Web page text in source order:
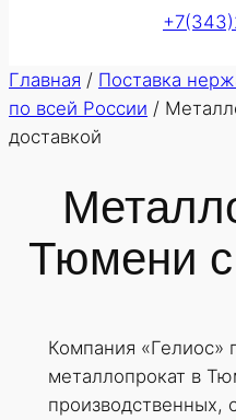
Главная / Поставка
по всей России /
доставкой
Тюмени с
Компания «Гелиос»
металлопрокат в
производственных,